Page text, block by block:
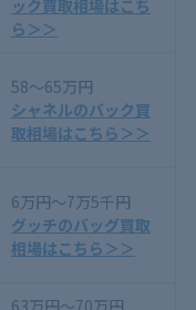
ック買取相場はこち
ら＞＞
58～65万円
シャネルのバック買
取相場はこちら＞＞
6万円～7万5千円
グッチのバッグ買取
相場はこちら＞＞
63万円～70万円